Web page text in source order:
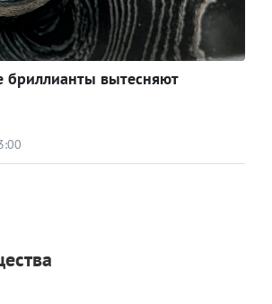
бриллианты вытесняют